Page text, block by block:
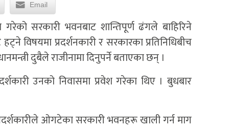
Email
सरकारी भवनबाट शान्तिपूर्ण ढंगले बाहिरिने
प्रदर्शनकारी र सरकारका प्रतिनिधिबीच
दुबैले राजीनामा दिनुपर्ने बताएका छन् ।
उनको निवासमा प्रवेश गरेका थिए । बुधबार
ओगटेका सरकारी भवनहरू खाली गर्न माग